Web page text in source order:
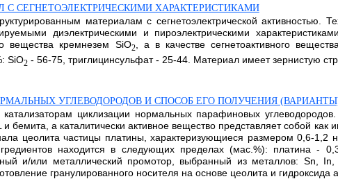
СЕГНЕТОЭЛЕКТРИЧЕСКИМИ ХАРАКТЕРИСТИКАМИ
материалам с сегнетоэлектрической активностью.
диэлектрическими и пироэлектрическими
вещества кремнезем SiO2, а в качестве сегнетоактивного
SiO2- 56-75, триглицинсульфат - 25-44. Материал имеет зернистую
УГЛЕВОДОРОДОВ И СПОСОБ ЕГО ПОЛУЧЕНИЯ
катализаторам циклизации нормальных парафиновых
бемита, а каталитически активное вещество представляет собой
цеолита частицы платины, характеризующиеся размером 0,6-
находится в следующих пределах (мас.%): платина -
и/или металлический промотор, выбранный из металлов: Sn,
гранулированного носителя на основе цеолита и